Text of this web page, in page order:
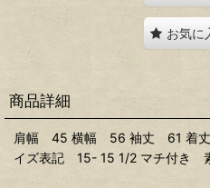
お気に
商品詳細
肩幅 45 横幅 56 袖丈 61 着丈
イズ表記 15- 15 1/2 マチ付き